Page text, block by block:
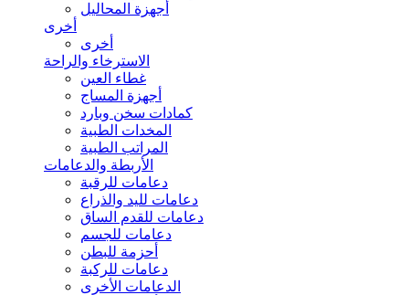
أجهزة المحاليل
أخرى
أخرى
الاسترخاء والراحة
غطاء العين
أجهزة المساج
كمادات سخن وبارد
المخدات الطبية
المراتب الطبية
الأربطة والدعامات
دعامات للرقبة
دعامات لليد والذراع
دعامات للقدم الساق
دعامات للجسم
أحزمة للبطن
دعامات للركبة
الدعامات الأخرى